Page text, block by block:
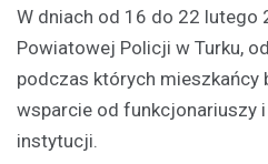
W dniach od 16 do 22 lutego
Powiatowej Policji w Turku,
podczas których mieszkańcy
wsparcie od funkcjonariuszy
instytucji.